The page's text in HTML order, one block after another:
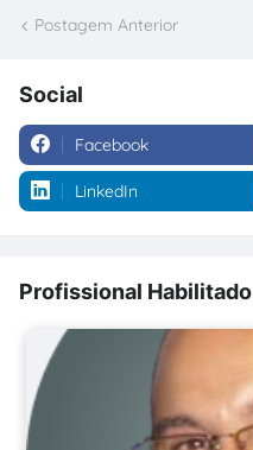
Postagem Anterior
Social
Facebook
LinkedIn
Profissional Habilitado